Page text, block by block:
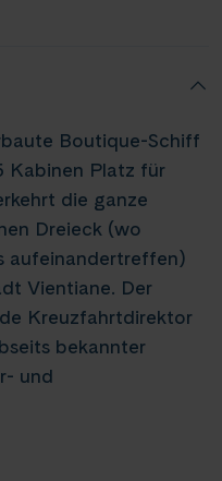
346 456 950CH
Boutique-Schiff
Kabinen Platz für
die ganze
Dreieck (wo
aufeinandertreffen)
Vientiane. Der
Kreuzfahrtdirektor
bekannter
und